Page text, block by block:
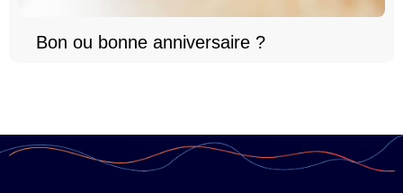
Bon ou bonne anniversaire ?